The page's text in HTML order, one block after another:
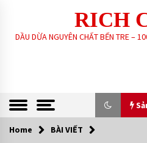
content
RICH
DẦU DỪA NGUYÊN CHẤT BẾN TRE –
Sản Phẩm khách
Home BÀI VIẾT